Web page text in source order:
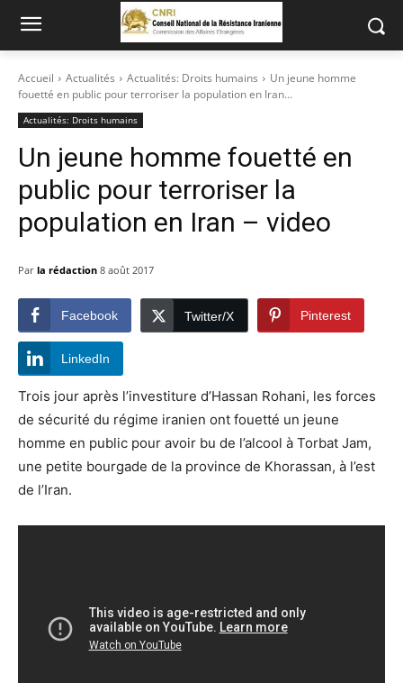
Accueil Actualités Actualités: Droits humains
Un jeune homme
fouetté en public pour terroriser la population en Iran...
Actualités: Droits humains
Un jeune homme fouetté en
public pour terroriser la
population en Iran – video
Par la rédaction 8 août 2017
Facebook Twitter/X Pinterest
LinkedIn
Trois jour après l’investiture d’Hassan Rohani, les forces
de sécurité du régime iranien ont fouetté un jeune
homme en public pour avoir bu de l’alcool à Torbat Jam,
une petite bourgade de la province de Khorassan, à l’est
de l’Iran.